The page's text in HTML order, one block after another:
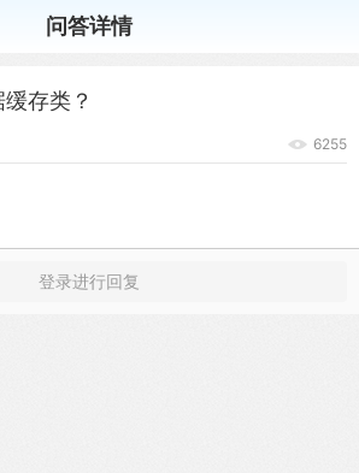
问答详情
存类？
6255
登录进行回复